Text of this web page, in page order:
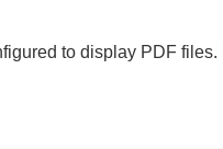
to display PDF files.